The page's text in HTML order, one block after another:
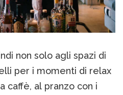
non solo agli spazi di
per i momenti di relax
caffè, al pranzo con i